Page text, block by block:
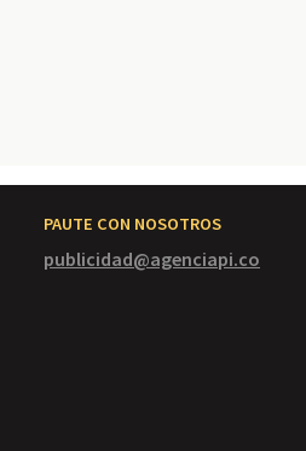
PAUTE CON NOSOTROS
publicidad@agenciapi.co